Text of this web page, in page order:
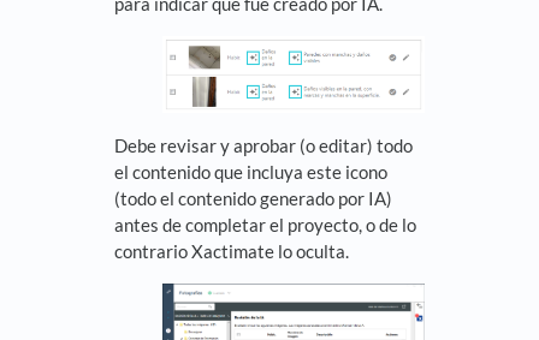
Debe revisar y aprobar (o editar) todo
el contenido que incluya este icono
(todo el contenido generado por IA)
antes de completar el proyecto, o de lo
contrario Xactimate lo oculta.